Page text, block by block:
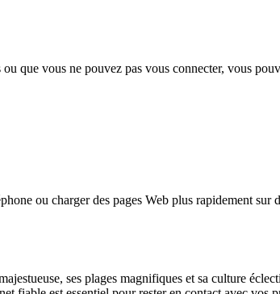
que vous ne pouvez pas vous connecter, vous
ou charger des pages Web plus rapidement sur
ses plages magnifiques et sa culture